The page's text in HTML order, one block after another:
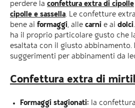
perdere la confettura extra di cipolle
cipolle e sassella. Le confetture
bene ai formaggi, alle carni e ai dolci
ha il proprio particolare gusto che
esaltata con il giusto abbinamento.
suggerimenti per abbinamenti da
Confettura extra di
Formaggi stagionati: la